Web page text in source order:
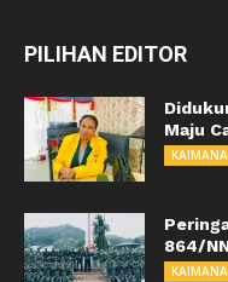
PILIHAN EDITOR
Maju
KAIMANA
864/
KAIMANA